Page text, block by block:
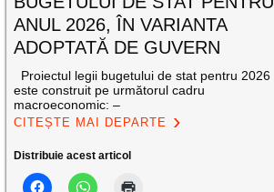
ANUL 2026, ÎN VARIANTA
ADOPTATĂ DE GUVERN
Proiectul legii bugetului de stat pentru 2026
este construit pe următorul cadru
macroeconomic: –
CITEȘTE MAI DEPARTE
Distribuie acest articol